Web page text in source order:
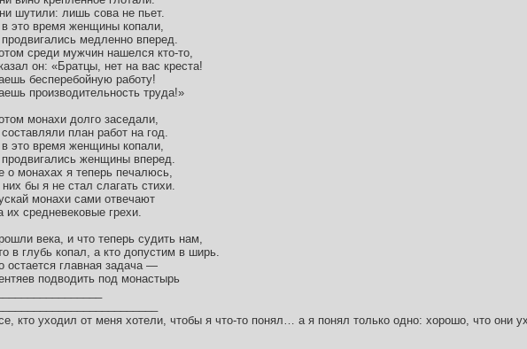
шутили: лишь сова не пьет.
это время женщины копали,
медленно вперед.
среди мужчин нашелся кто-то,
он: «Братцы, нет на вас креста!
бесперебойную работу!
производительность труда!»
монахи долго заседали,
план работ на год.
это время женщины копали,
женщины вперед.
о монахах я теперь печалюсь,
бы я не стал слагать стихи.
монахи сами отвечают
их средневековые грехи.
века, и что теперь судить нам,
в глубь копал, а кто допустим в ширь.
остается главная задача —
подводить под монастырь
кто уходил от меня хотели, чтобы я что-то понял… а я понял только одно: хорошо, что они